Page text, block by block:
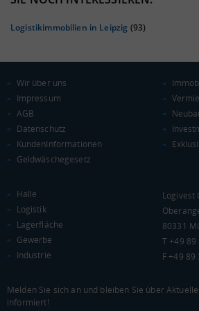
KAUFKRAFT
Euro pro Kopf
(Landkreis / Kreisfreie Stadt)
KAUFKRAFT - EURO PRO KOPF
Logistikimmobilien in Leipzig (93)
Wir über uns
Impressum
AGB
Datenschutz
KundenInformationen
Geldwäschegesetz
Halle
Logistik
Lagerfläche
Gewerbe
Industrie
Logivest
80331
T +49 89
F +49
Melden Sie sich an und bleiben Sie über
informiert!